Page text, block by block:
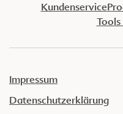
Kundenservice
Tools
Impressum
Datenschutzerklärung